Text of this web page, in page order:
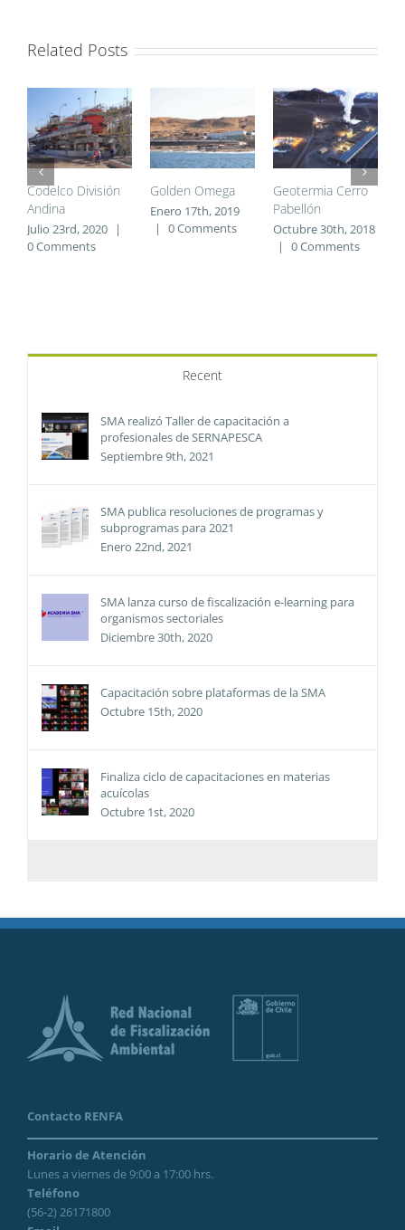
Related Posts
Codelco División
Andina
Julio 23rd, 2020
|
0 Comments
Golden Omega
Enero 17th, 2019
|
0 Comments
Geotermia Cerro
Pabellón
Octubre 30th, 2018
|
0 Comments
Recent
SMA realizó Taller de capacitación a
profesionales de SERNAPESCA
Septiembre 9th, 2021
SMA publica resoluciones de programas y
subprogramas para 2021
Enero 22nd, 2021
SMA lanza curso de fiscalización e-learning para
organismos sectoriales
Diciembre 30th, 2020
Capacitación sobre plataformas de la SMA
Octubre 15th, 2020
Finaliza ciclo de capacitaciones en materias
acuícolas
Octubre 1st, 2020
Contacto RENFA
Horario de Atención
Lunes a viernes de 9:00 a 17:00 hrs.
Teléfono
(56-2) 26171800